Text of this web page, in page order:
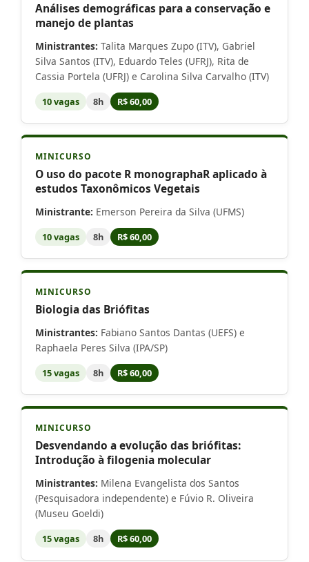
Análises demográficas para a conservação e
manejo de plantas
Ministrantes: Talita Marques Zupo (ITV), Gabriel
Silva Santos (ITV), Eduardo Teles (UFRJ), Rita de
Cassia Portela (UFRJ) e Carolina Silva Carvalho (ITV)
10 vagas 8h R$ 60,00
MINICURSO
O uso do pacote R monographaR aplicado à
estudos Taxonômicos Vegetais
Ministrante: Emerson Pereira da Silva (UFMS)
10 vagas 8h R$ 60,00
MINICURSO
Biologia das Briófitas
Ministrantes: Fabiano Santos Dantas (UEFS) e
Raphaela Peres Silva (IPA/SP)
15 vagas 8h R$ 60,00
MINICURSO
Desvendando a evolução das briófitas:
Introdução à filogenia molecular
Ministrantes: Milena Evangelista dos Santos
(Pesquisadora independente) e Fúvio R. Oliveira
(Museu Goeldi)
15 vagas 8h R$ 60,00